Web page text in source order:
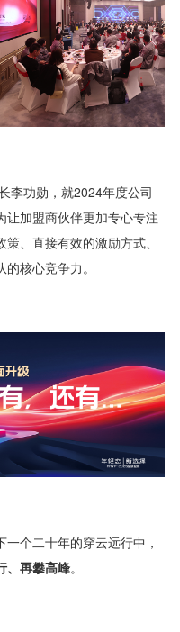
李功勋，就2024年度公司
让加盟商伙伴更加专心专注
、直接有效的激励方式、
核心竞争力。
个二十年的穿云远行中，
、再攀高峰。